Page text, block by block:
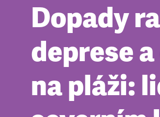
Dopady
deprese
na pláži: